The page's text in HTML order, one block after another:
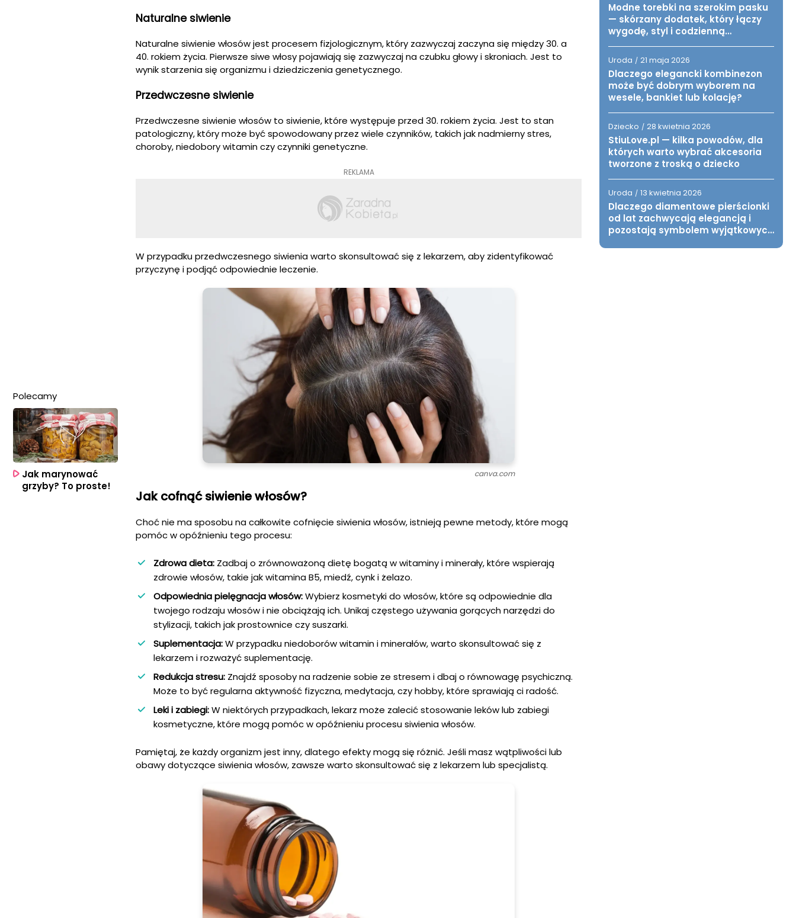
Naturalne siwienie
Naturalne siwienie włosów jest procesem fizjologicznym, który zazwyczaj zaczyna się między 30. a
40. rokiem życia. Pierwsze siwe włosy pojawiają się zazwyczaj na czubku głowy i skroniach. Jest to
wynik starzenia się organizmu i dziedziczenia genetycznego.
Przedwczesne siwienie
Przedwczesne siwienie włosów to siwienie, które występuje przed 30. rokiem życia. Jest to stan
patologiczny, który może być spowodowany przez wiele czynników, takich jak nadmierny stres,
choroby, niedobory witamin czy czynniki genetyczne.
REKLAMA
W przypadku przedwczesnego siwienia warto skonsultować się z lekarzem, aby zidentyfikować
przyczynę i podjąć odpowiednie leczenie.
canva.com
Jak cofnąć siwienie włosów?
Choć nie ma sposobu na całkowite cofnięcie siwienia włosów, istnieją pewne metody, które mogą
pomóc w opóźnieniu tego procesu:
Zdrowa dieta: Zadbaj o zrównoważoną dietę bogatą w witaminy i minerały, które wspierają
zdrowie włosów, takie jak witamina B5, miedź, cynk i żelazo.
Odpowiednia pielęgnacja włosów:Wybierz kosmetyki do włosów, które są odpowiednie dla
twojego rodzaju włosów i nie obciążają ich. Unikaj częstego używania gorących narzędzi do
stylizacji, takich jak prostownice czy suszarki.
Suplementacja:W przypadku niedoborów witamin i minerałów, warto skonsultować się z
lekarzem i rozważyć suplementację.
Redukcja stresu: Znajdź sposoby na radzenie sobie ze stresem i dbaj o równowagę psychiczną.
Może to być regularna aktywność fizyczna, medytacja, czy hobby, które sprawiają ci radość.
Leki i zabiegi:W niektórych przypadkach, lekarz może zalecić stosowanie leków lub zabiegi
kosmetyczne, które mogą pomóc w opóźnieniu procesu siwienia włosów.
Pamiętaj, że każdy organizm jest inny, dlatego efekty mogą się różnić. Jeśli masz wątpliwości lub
obawy dotyczące siwienia włosów, zawsze warto skonsultować się z lekarzem lub specjalistą.
Polecamy
Jak marynować
grzyby? To proste!
Modne torebki na szerokim pasku
— skórzany dodatek, który łączy
wygodę, styl i codzienną
Uroda / 21 maja 2026
Dlaczego elegancki kombinezon
może być dobrym wyborem na
wesele, bankiet lub kolację?
Dziecko / 28 kwietnia 2026
StiuLove.pl — kilka powodów, dla
których warto wybrać akcesoria
tworzone z troską o dziecko
Uroda / 13 kwietnia 2026
Dlaczego diamentowe pierścionki
od lat zachwycają elegancją i
pozostają symbolem wyjątkowych